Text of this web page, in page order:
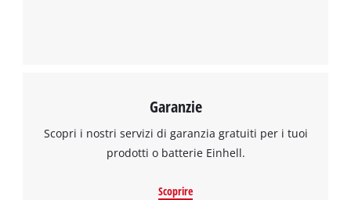
Garanzie
Scopri i nostri servizi di garanzia gratuiti per i tuoi
prodotti o batterie Einhell.
Scoprire